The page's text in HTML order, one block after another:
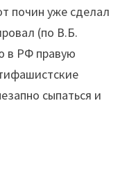
почин уже сделал
(по В.Б.
в РФ правую
сыпаться и